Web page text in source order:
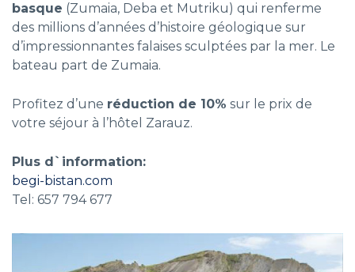
basque (Zumaia, Deba et Mutriku) qui renferme
des millions d’années d’histoire géologique sur
d’impressionnantes falaises sculptées par la mer. Le
bateau part de Zumaia.
Profitez d’une réduction de 10% sur le prix de
votre séjour à l’hôtel Zarauz.
Plus d`information:
begi-bistan.com
Tel: 657 794 677